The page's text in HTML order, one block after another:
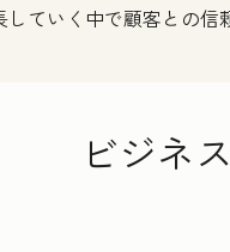
ていく中で顧客との信
ビジネ